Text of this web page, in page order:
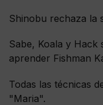
Shinobu rechaza la
Sabe, Koala y Hack
aprender Fishman
Todas las técnicas
"Maria".